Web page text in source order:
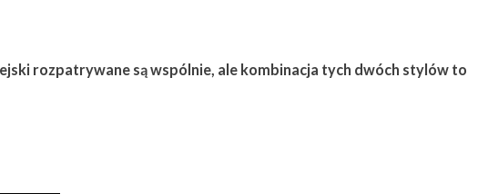
rozpatrywane są wspólnie, ale kombinacja tych dwóch stylów to